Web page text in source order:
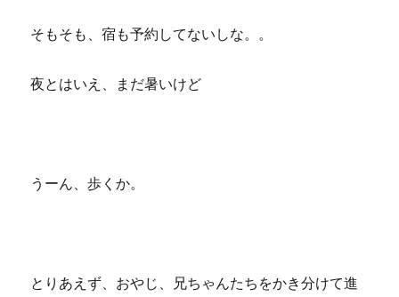
そもそも、宿も予約してないしな。。
夜とはいえ、まだ暑いけど
うーん、歩くか。
とりあえず、おやじ、兄ちゃんたちをかき分けて進